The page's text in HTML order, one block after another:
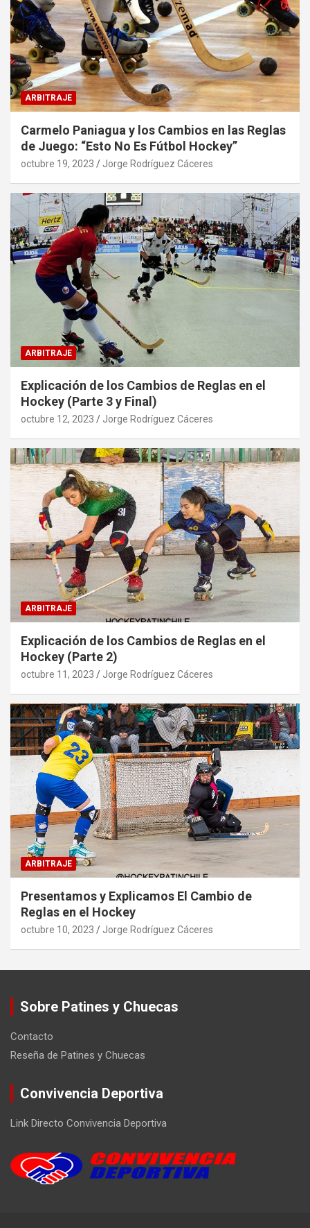
ARBITRAJE
Carmelo Paniagua y los Cambios en las Reglas
de Juego: “Esto No Es Fútbol Hockey”
octubre 19, 2023 Jorge Rodríguez Cáceres
ARBITRAJE
Explicación de los Cambios de Reglas en el
Hockey (Parte 3 y Final)
octubre 12, 2023 Jorge Rodríguez Cáceres
ARBITRAJE
Explicación de los Cambios de Reglas en el
Hockey (Parte 2)
octubre 11, 2023 Jorge Rodríguez Cáceres
ARBITRAJE
Presentamos y Explicamos El Cambio de
Reglas en el Hockey
octubre 10, 2023 Jorge Rodríguez Cáceres
Sobre Patines y Chuecas
Contacto
Reseña de Patines y Chuecas
Convivencia Deportiva
Link Directo Convivencia Deportiva